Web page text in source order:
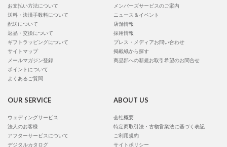
お支払い方法について
送料・決済手数料について
配送について
返品・交換について
ギフトラッピングについて
サイトマップ
メールマガジン登録
ポイントについて
よくあるご質問
メンバーズサービスのご案内
ニュース＆イベント
店舗情報
採用情報
プレス・メディアお問い合わせ
掲載紙から探す
商品部への新規お取引希望のお問合せ
OUR SERVICE
ウェディングサービス
法人のお客様
アフターサービスについて
デジタルカタログ
ABOUT US
会社概要
特定商取引法・古物営業法に基づく表記
ご利用規約
サイトポリシー